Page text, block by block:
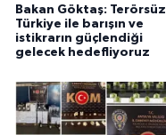
Bakan Göktaş: Terörsüz
Türkiye ile barışın ve
istikrarın güçlendiği
gelecek hedefliyoruz